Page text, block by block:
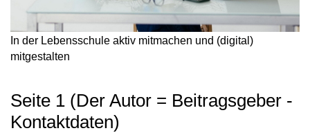
In der Lebensschule aktiv mitmachen und (digital)
mitgestalten
Seite 1 (Der Autor = Beitragsgeber -
Kontaktdaten)